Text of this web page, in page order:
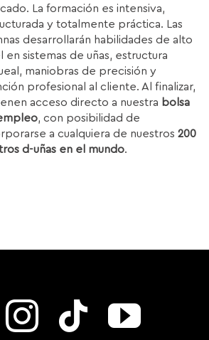
La formación es intensiva,
y totalmente práctica. Las
desarrollarán habilidades de alto
en sistemas de uñas, estructura
maniobras de precisión y
profesional al cliente. Al finalizar,
acceso directo a nuestra bolsa
, con posibilidad de
a cualquiera de nuestros200
d-uñas en el mundo.